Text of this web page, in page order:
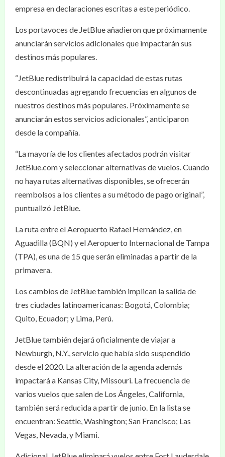
empresa en declaraciones escritas a este periódico.
Los portavoces de JetBlue añadieron que próximamente
anunciarán servicios adicionales que impactarán sus
destinos más populares.
“JetBlue redistribuirá la capacidad de estas rutas
descontinuadas agregando frecuencias en algunos de
nuestros destinos más populares. Próximamente se
anunciarán estos servicios adicionales”, anticiparon
desde la compañía.
“La mayoría de los clientes afectados podrán visitar
JetBlue.com y seleccionar alternativas de vuelos. Cuando
no haya rutas alternativas disponibles, se ofrecerán
reembolsos a los clientes a su método de pago original”,
puntualizó JetBlue.
La ruta entre el Aeropuerto Rafael Hernández, en
Aguadilla (BQN) y el Aeropuerto Internacional de Tampa
(TPA), es una de 15 que serán eliminadas a partir de la
primavera.
Los cambios de JetBlue también implican la salida de
tres ciudades latinoamericanas: Bogotá, Colombia;
Quito, Ecuador; y Lima, Perú.
JetBlue también dejará oficialmente de viajar a
Newburgh, N.Y., servicio que había sido suspendido
desde el 2020. La alteración de la agenda además
impactará a Kansas City, Missouri. La frecuencia de
varios vuelos que salen de Los Ángeles, California,
también será reducida a partir de junio. En la lista se
encuentran: Seattle, Washington; San Francisco; Las
Vegas, Nevada, y Miami.